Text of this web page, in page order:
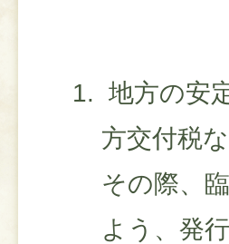
地方の安
方交付税
その際、
よう、発